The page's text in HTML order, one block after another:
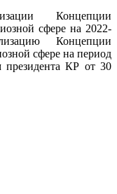
Концепции
сфере на 2022-
Концепции
сфере на период
президента КР от 30